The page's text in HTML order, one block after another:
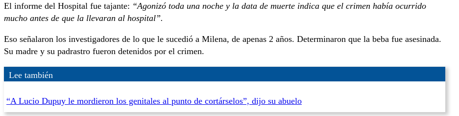
El informe del Hospital fue tajante: “Agonizó toda una noche y la data de muerte indica que el crimen había ocurrido
mucho antes de que la llevaran al hospital”.
Eso señalaron los investigadores de lo que le sucedió a Milena, de apenas 2 años. Determinaron que la beba fue asesinada.
Su madre y su padrastro fueron detenidos por el crimen.
Lee también
“A Lucio Dupuy le mordieron los genitales al punto de cortárselos”, dijo su abuelo